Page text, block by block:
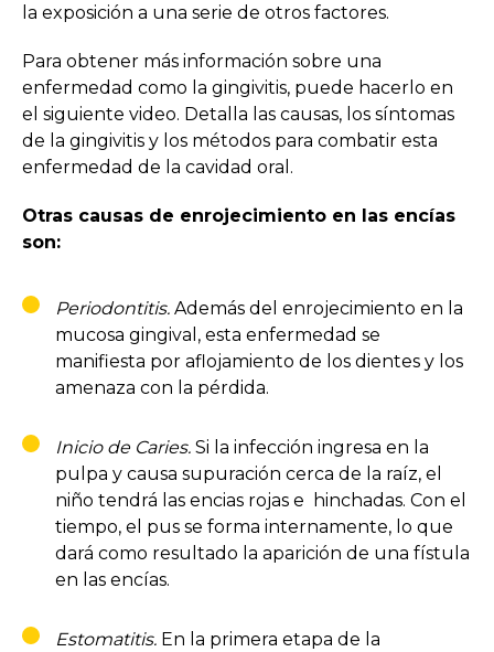
la exposición a una serie de otros factores.
Para obtener más información sobre una
enfermedad como la gingivitis, puede hacerlo en
el siguiente video. Detalla las causas, los síntomas
de la gingivitis y los métodos para combatir esta
enfermedad de la cavidad oral.
Otras causas de enrojecimiento en las encías
son:
Periodontitis. Además del enrojecimiento en la
mucosa gingival, esta enfermedad se
manifiesta por aflojamiento de los dientes y los
amenaza con la pérdida.
Inicio de Caries. Si la infección ingresa en la
pulpa y causa supuración cerca de la raíz, el
niño tendrá las encias rojas e hinchadas. Con el
tiempo, el pus se forma internamente, lo que
dará como resultado la aparición de una fístula
en las encías.
Estomatitis. En la primera etapa de la